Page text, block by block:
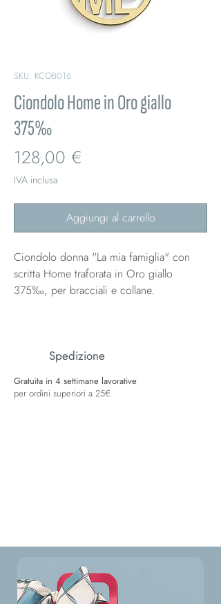
SKU: KCOB016
Ciondolo Home in Oro giallo
375‰
128,00 €
IVA inclusa
Aggiungi al carrello
Ciondolo donna "La mia famiglia" con
scritta Home traforata in Oro giallo
375‰, per bracciali e collane.
Spedizione
Gratuita in 4 settimane lavorative
per ordini superiori a 25€